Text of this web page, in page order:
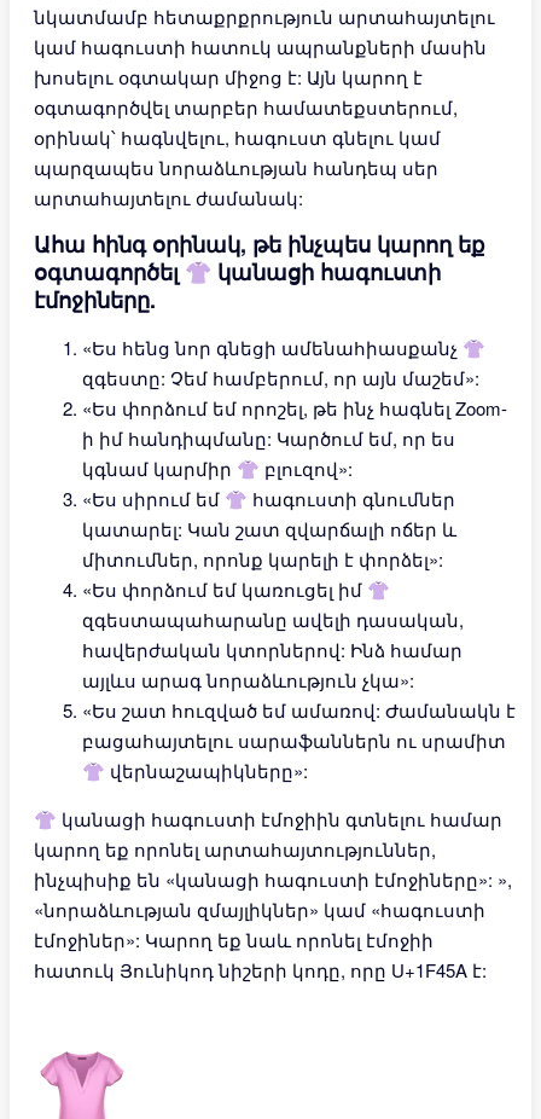
նկատմամբ հետաքրքրություն արտահայտելու
կամ հագուստի հատուկ ապրանքների մասին
խոսելու օգտակար միջոց է: Այն կարող է
օգտագործվել տարբեր համատեքստերում,
օրինակ՝ հագնվելու, հագուստ գնելու կամ
պարզապես նորաձևության հանդեպ սեր
արտահայտելու ժամանակ:
Ահա հինգ օրինակ, թե ինչպես կարող եք
օգտագործել 👚 կանացի հագուստի
էմոջիները.
«Ես հենց նոր գնեցի ամենահիասքանչ 👚
զգեստը: Չեմ համբերում, որ այն մաշեմ»:
«Ես փորձում եմ որոշել, թե ինչ հագնել Zoom-
ի իմ հանդիպմանը: Կարծում եմ, որ ես
կգնամ կարմիր 👚 բլուզով»:
«Ես սիրում եմ 👚 հագուստի գնումներ
կատարել: Կան շատ զվարճալի ոճեր և
միտումներ, որոնք կարելի է փորձել»:
«Ես փորձում եմ կառուցել իմ 👚
զգեստապահարանը ավելի դասական,
հավերժական կտորներով: Ինձ համար
այլևս արագ նորաձևություն չկա»:
«Ես շատ հուզված եմ ամառով: Ժամանակն է
բացահայտելու սարաֆաններն ու սրամիտ
👚 վերնաշապիկները»:
👚 կանացի հագուստի էմոջիին գտնելու համար
կարող եք որոնել արտահայտություններ,
ինչպիսիք են «կանացի հագուստի էմոջիները»: »,
«նորաձևության զմայլիկներ» կամ «հագուստի
էմոջիներ»: Կարող եք նաև որոնել էմոջիի
հատուկ Յունիկոդ նիշերի կոդը, որը U+1F45A է: